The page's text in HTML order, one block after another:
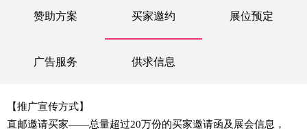
赞助方案 买家邀约 展位预定
广告服务 供求信息
【推广宣传方式】
直邮邀请买家——总量超过20万份的买家邀请函及展会信息，